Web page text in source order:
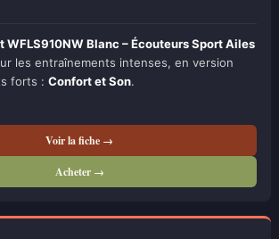
WFLS910NW Blanc – Écouteurs Sport Ailes
les entraînements intenses, en version
forts : Confort et Son.
Voir la fiche →
Acheter →